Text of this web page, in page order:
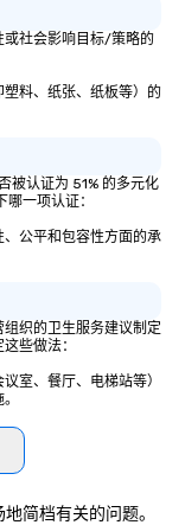
或社会影响目标/策略的
料、纸张、纸板等）的
被认证为 51% 的多元化
一项认证：
公平和包容性方面的承
织的卫生服务建议制定
些做法：
室、餐厅、电梯站等）
简档有关的问题。